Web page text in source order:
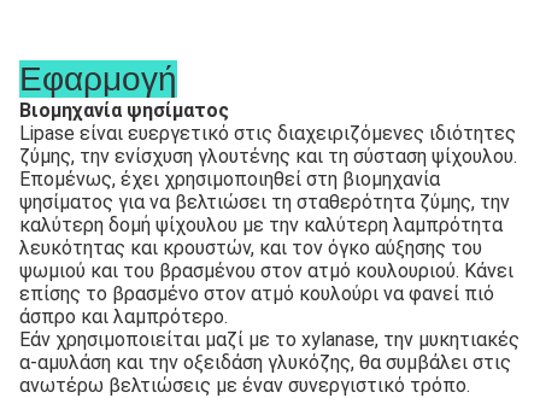
Εφαρμογή
Βιομηχανία ψησίματος
Lipase είναι ευεργετικό στις διαχειριζόμενες ιδιότητες
ζύμης, την ενίσχυση γλουτένης και τη σύσταση ψίχουλου.
Επομένως, έχει χρησιμοποιηθεί στη βιομηχανία
ψησίματος για να βελτιώσει τη σταθερότητα ζύμης, την
καλύτερη δομή ψίχουλου με την καλύτερη λαμπρότητα
λευκότητας και κρουστών, και τον όγκο αύξησης του
ψωμιού και του βρασμένου στον ατμό κουλουριού. Κάνει
επίσης το βρασμένο στον ατμό κουλούρι να φανεί πιό
άσπρο και λαμπρότερο.
Εάν χρησιμοποιείται μαζί με το xylanase, την μυκητιακές
α-αμυλάση και την οξειδάση γλυκόζης, θα συμβάλει στις
ανωτέρω βελτιώσεις με έναν συνεργιστικό τρόπο.